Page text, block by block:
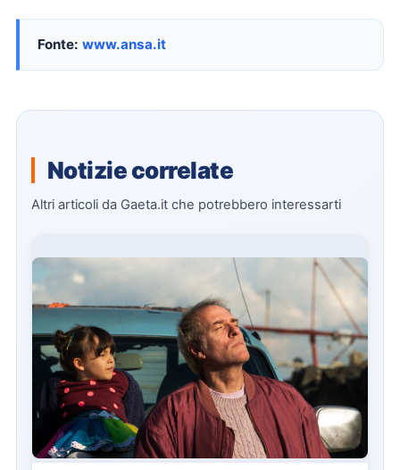
Fonte: www.ansa.it
Notizie correlate
Altri articoli da Gaeta.it che potrebbero interessarti